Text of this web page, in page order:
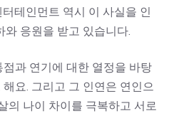
테인먼트 역시 이 사실을 인
응원을 받고 있습니다.
과 연기에 대한 열정을 바탕
요. 그리고 그 인연은 연인으
의 나이 차이를 극복하고 서로